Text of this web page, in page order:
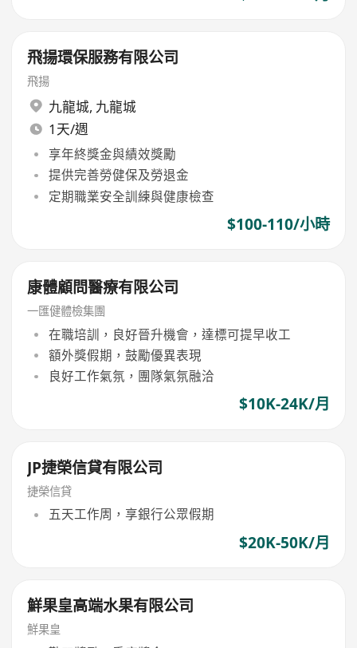
飛揚環保服務有限公司
飛揚
九龍城, 九龍城
1天/週
享年終獎金與績效獎勵
提供完善勞健保及勞退金
定期職業安全訓練與健康檢查
$100-110/小時
康體顧問醫療有限公司
一匯健體檢集團
在職培訓，良好晉升機會，達標可提早收工
額外獎假期，鼓勵優異表現
良好工作氣氛，團隊氣氛融洽
$10K-24K/月
JP捷榮信貸有限公司
捷榮信貸
五天工作周，享銀行公眾假期
$20K-50K/月
鮮果皇高端水果有限公司
鮮果皇